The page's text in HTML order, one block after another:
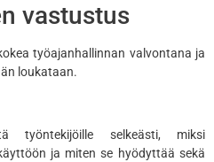
vastustus
työajanhallinnan valvontana ja
loukataan.
työntekijöille selkeästi, miksi
ja miten se hyödyttää sekä